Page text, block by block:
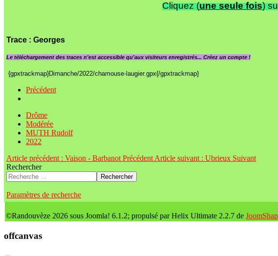
Cliquez (une seule fois)
Trace : Georges
Le téléchargement des traces n'est accessible qu'aux visiteurs enregistrés... Créez un compte !
{gpxtrackmap}Dimanche/2022/chamouse-laugier.gpx{/gpxtrackmap}
Précédent
Drôme
Modérée
MUTH Rudolf
2022
Article précédent : Vaison - Barbanot Précédent Article suivant : Ubrieux Suivant
Rechercher
Rechercher
Paramètres de recherche
©Randouvèze 2026 sous Joomla! 6.1.2; propulsé par Helix Ultimate 2.2.7 de
offcanvas